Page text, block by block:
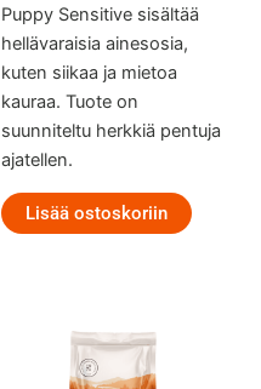
Puppy Sensitive sisältää
hellävaraisia ainesosia,
kuten siikaa ja mietoa
kauraa. Tuote on
suunniteltu herkkiä pentuja
ajatellen.
Lisää ostoskoriin